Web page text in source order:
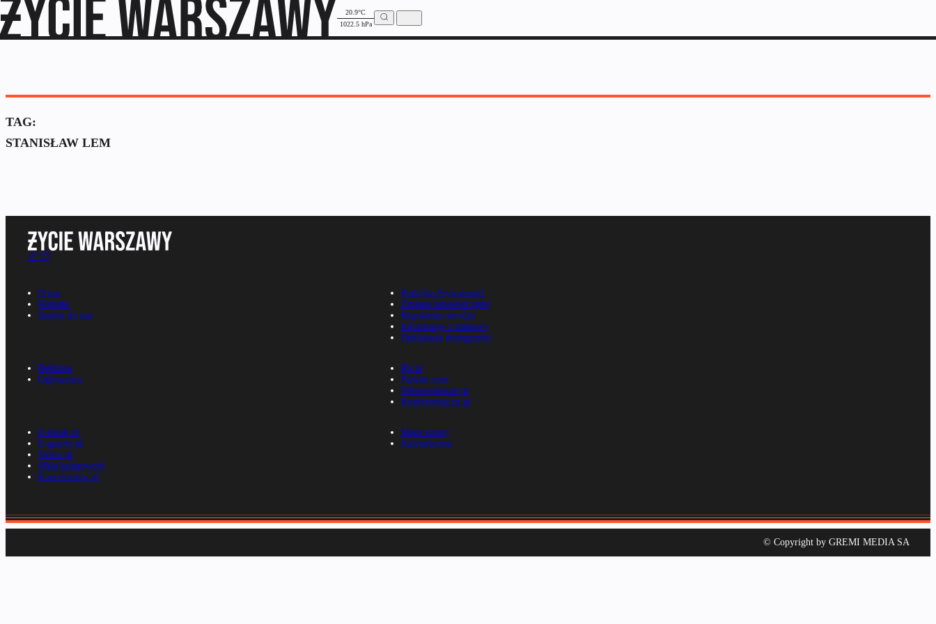
20.9°C
1022.5 hPa
TAG:
STANISŁAW LEM
O nas
Kontakt
Napisz do nas
Polityka Prywatności
Zmiana ustawień zgód
Regulamin serwisu
Informacje o nadawcy
Deklaracja dostępności
Reklama
Ogłoszenia
Rp.pl
Parkiet.com
Wiescirolnicze.pl
Konferencje.rp.pl
E-kiosk.pl
E-gazety.pl
Nexto.pl
Mała księgowość
Kancelarierp.pl
Mapa strony
Kalendarium
© Copyright by GREMI MEDIA SA